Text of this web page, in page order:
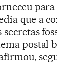
que a
secretas
postal